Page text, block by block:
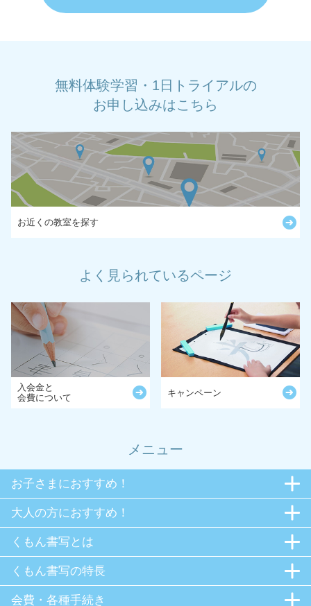
無料体験学習・1日トライアルの
お申し込みはこちら
お近くの教室を探す
よく見られているページ
入会金と
会費について
キャンペーン
メニュー
お子さまにおすすめ！
大人の方におすすめ！
くもん書写とは
くもん書写の特長
会費・各種手続き